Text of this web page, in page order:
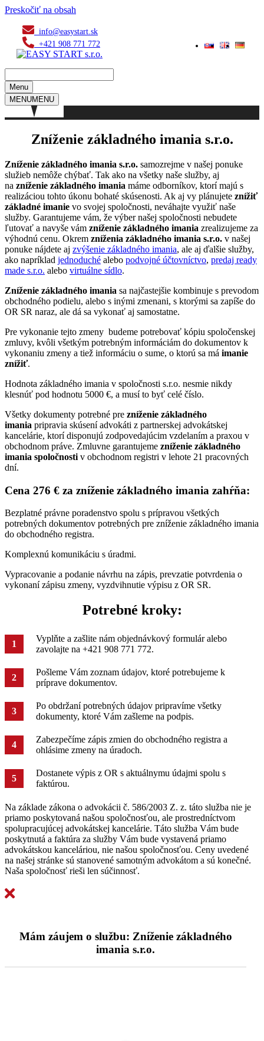
Preskočiť na obsah
info@easystart.sk
+421 908 771 772
Menu
MENUMENU
Zníženie základného imania s.r.o.
Zníženie základného imania s.r.o. samozrejme v našej ponuke
služieb nemôže chýbať. Tak ako na všetky naše služby, aj
na zníženie základného imania máme odborníkov, ktorí majú s
realizáciou tohto úkonu bohaté skúsenosti. Ak aj vy plánujete znížiť
základné imanie vo svojej spoločnosti, neváhajte využiť naše
služby. Garantujeme vám, že výber našej spoločnosti nebudete
ľutovať a navyše vám zníženie základného imania zrealizujeme za
výhodnú cenu. Okrem zníženia základného imania s.r.o. v našej
ponuke nájdete aj zvýšenie základného imania, ale aj ďalšie služby,
ako napríklad jednoduché alebo podvojné účtovníctvo, predaj ready
made s.r.o. alebo virtuálne sídlo.
Zníženie základného imania sa najčastejšie kombinuje s prevodom
obchodného podielu, alebo s inými zmenani, s ktorými sa zapíše do
OR SR naraz, ale dá sa vykonať aj samostatne.
Pre vykonanie tejto zmeny budeme potrebovať kópiu spoločenskej
zmluvy, kvôli všetkým potrebným informáciám do dokumentov k
vykonaniu zmeny a tiež informáciu o sume, o ktorú sa má imanie
znížiť.
Hodnota základného imania v spoločnosti s.r.o. nesmie nikdy
klesnúť pod hodnotu 5000 €, a musí to byť celé číslo.
Všetky dokumenty potrebné pre zníženie základného
imania pripravia skúsení advokáti z partnerskej advokátskej
kancelárie, ktorí disponujú zodpovedajúcim vzdelaním a praxou v
obchodnom práve. Zmluvne garantujeme zníženie základného
imania spoločnosti v obchodnom registri v lehote 21 pracovných
dní.
Cena 276 € za zníženie základného imania zahŕňa:
Bezplatné právne poradenstvo spolu s prípravou všetkých
potrebných dokumentov potrebných pre zníženie základného imania
do obchodného registra.
Komplexnú komunikáciu s úradmi.
Vypracovanie a podanie návrhu na zápis, prevzatie potvrdenia o
vykonaní zápisu zmeny, vyzdvihnutie výpisu z OR SR.
Potrebné kroky:
Vyplňte a zašlite nám objednávkový formulár alebo
zavolajte na +421 908 771 772.
Pošleme Vám zoznam údajov, ktoré potrebujeme k
príprave dokumentov.
Po obdržaní potrebných údajov pripravíme všetky
dokumenty, ktoré Vám zašleme na podpis.
Zabezpečíme zápis zmien do obchodného registra a
ohlásime zmeny na úradoch.
Dostanete výpis z OR s aktuálnymu údajmi spolu s
faktúrou.
Na základe zákona o advokácii č. 586/2003 Z. z. táto služba nie je
priamo poskytovaná našou spoločnosťou, ale prostredníctvom
spolupracujúcej advokátskej kancelárie. Táto služba Vám bude
poskytnutá a faktúra za služby Vám bude vystavená priamo
advokátskou kanceláriou, nie našou spoločnosťou. Ceny uvedené
na našej stránke sú stanovené samotným advokátom a sú konečné.
Naša spoločnosť rieši len súčinnosť.
Mám záujem o službu: Zníženie základného
imania s.r.o.